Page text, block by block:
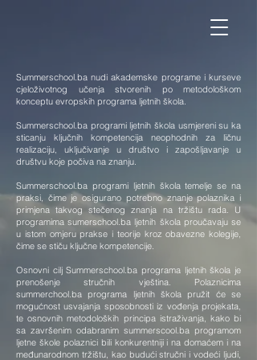
Summerschool.ba nudi akademske programe i kurseve
cjeloživotnog učenja stvorenih po metodološkom
konceptu evropskih programa ljetnih škola.
Summerschool.ba programi ljetnih škola usmjereni su ka
sticanju ključnih kompetencija neophodnih za ličnu
realizaciju, uključivanje u društvo i zapošljavanje u
društvu koje počiva na znanju.
Summerschool.ba programi ljetnih škola temelje se na
praksi, čime je osigurano potrebno znanje polaznika i
primjena takvog stečenog znanja na tržištu rada. U
programima sumerschool.ba ljetnih škola proučavaju se
u istom omjeru prakse i teorije kroz obavezne kolegije,
čime se stiču ključne kompetencije.
Osnovni cilj Summerschool.ba programa ljetnih škola je
prenošenje stručnih vještina. Polaznicima
summerchool.ba programa ljetnih škola pružit će se
mogućnost usvajanja sposobnosti iz vođenja projekata,
te osnovnih metodoloških principa istraživanja, kako bi
sa završenim odabranim summerscool.ba programom
ljetne škole polaznici bili konkurentniji i na domaćem i na
međunarodnom tržištu, kao budući stručni i vodeći ljudi,